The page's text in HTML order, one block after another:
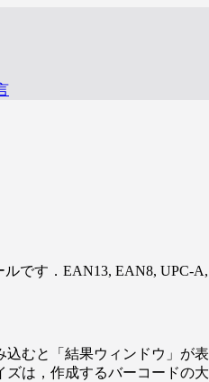
ルです．EAN13, EAN8,
むと「結果ウィンドウ」が
は，作成するバーコードの